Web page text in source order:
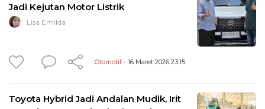
Jadi Kejutan Motor Listrik
Lisa Emilda
Otomotif - 16 Maret 2026 23:15
Toyota Hybrid Jadi Andalan Mudik, Irit